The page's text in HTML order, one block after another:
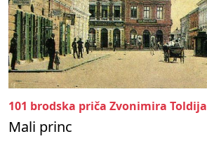
101 brodska priča Zvonimira Toldija
Mali princ